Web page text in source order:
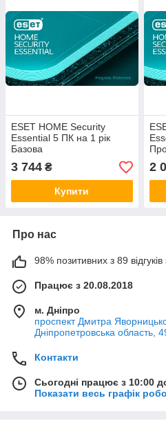
ESET HOME Security
Essential 5 ПК на 1 рік
Базова
3 744 ₴
Купити
2
Про нас
98% позитивних з 89 відгуків
Працює з 20.08.2018
м. Дніпро
проспект Дмитра
Дніпропетровська область,
Контакти
Сьогодні працює з 10:00
Показати весь графік